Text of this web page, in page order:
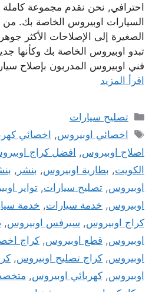
احترافي, نحن نقدم مجموعة
السيارات اوبيروس الخاصة بك.
الصغيرة إلى الإصلاحات الأكثر
تبدو اوبيروس الخاصة بك وكأنها
فني اوبيروس المدربون بإصلاح
اقرأ المزيد
التصنيفات
تصليح سيارات
الوسوم
اخصائي اوبيروس, اخصائي
اصلاح اوبيروس, افضل كراج
الكويت, بطارية اوبيروس, بنشر ,
اوبيروس, تصليح سيارات, تواير
اوبيروس, خدمة سيارات, خدمة
كراج اوبيروس, سيرفس اوبيروس,
اوبيروس, قطع اوبيروس, كراج
اوبيروس, كراج تصليح اوبيروس,
اوبيروس, كهربائي اوبيروس,